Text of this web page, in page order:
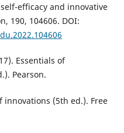
self-efficacy and innovative
190, 104606. DOI:
Essentials of
Pearson.
innovations (5th ed.). Free